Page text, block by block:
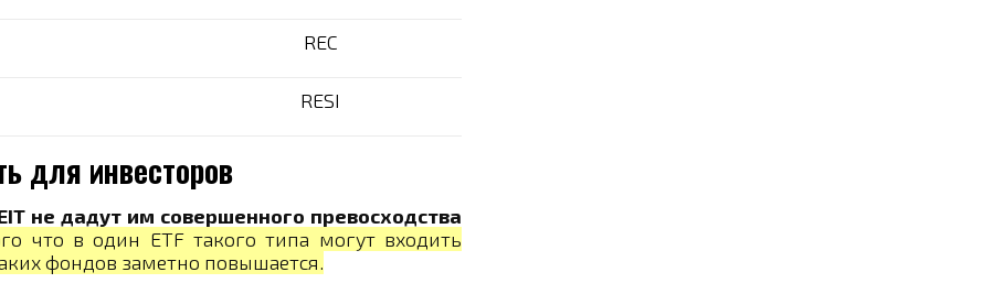
REC
RESI
для инвесторов
не дадут им совершенного превосходства
что в один ETF такого типа могут входить
фондов заметно повышается.